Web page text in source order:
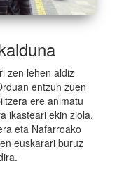
zen lehen aldiz
entzun zuen
ere animatu
ikasteari ekin ziola.
eta Nafarroako
euskarari buruz